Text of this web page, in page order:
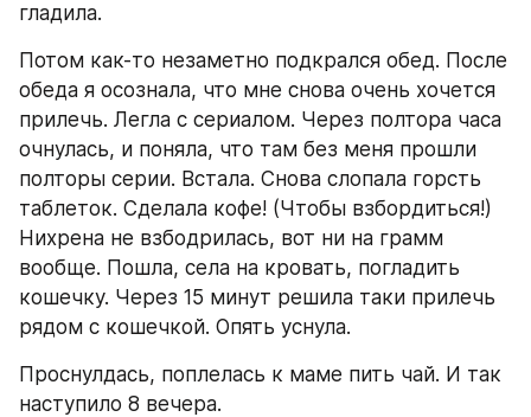
гладила.
Потом как-то незаметно подкрался обед. После
обеда я осознала, что мне снова очень хочется
прилечь. Легла с сериалом. Через полтора часа
очнулась, и поняла, что там без меня прошли
полторы серии. Встала. Снова слопала горсть
таблеток. Сделала кофе! (Чтобы взбордиться!)
Нихрена не взбодрилась, вот ни на грамм
вообще. Пошла, села на кровать, погладить
кошечку. Через 15 минут решила таки прилечь
рядом с кошечкой. Опять уснула.
Проснулдась, поплелась к маме пить чай. И так
наступило 8 вечера.